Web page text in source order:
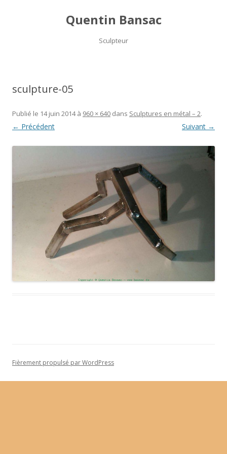
Quentin Bansac
Sculpteur
sculpture-05
Publié le 14 juin 2014à 960 × 640 dans Sculptures en métal – 2.
← Précédent Suivant →
Fièrement propulsé par WordPress